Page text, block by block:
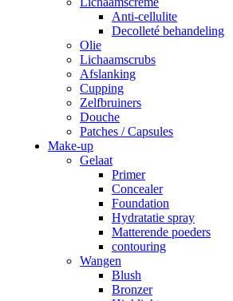
Anti-cellulite
Decolleté behandeling
Olie
Lichaamscrubs
Afslanking
Cupping
Zelfbruiners
Douche
Patches / Capsules
Make-up
Gelaat
Primer
Concealer
Foundation
Hydratatie spray
Matterende poeders
contouring
Wangen
Blush
Bronzer